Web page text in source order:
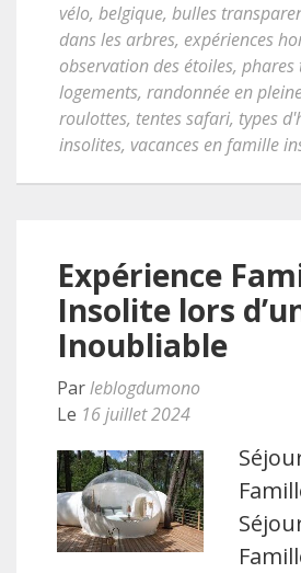
vélo, belgique, bulles
dans les arbres, expériences
observation des étoiles, phares
logements, randonnée en
roulottes, tentes safari, types
insolites, vacances en famille
Expérience
Insolite lors
Inoubliable
Parleblogdumono
Le 16 juillet 2024